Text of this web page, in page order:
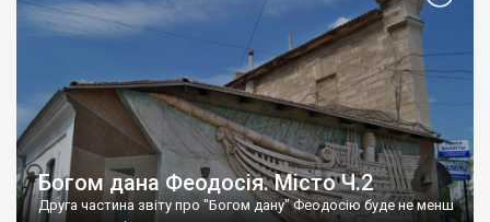
Богом дана Феодосія. Місто Ч.2
Друга частина звіту про "Богом дану" Феодосію буде не менш